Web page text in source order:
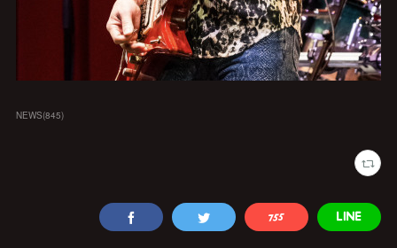
NEWS(845)